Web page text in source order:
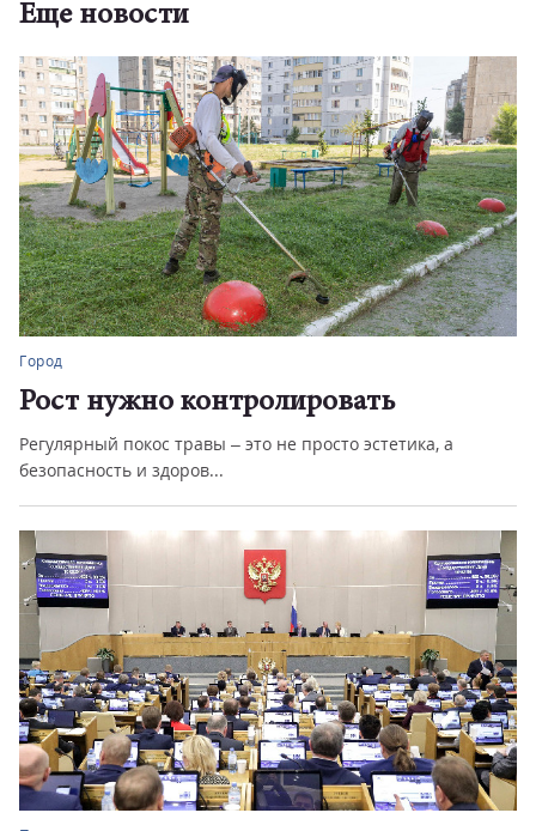
Еще новости
Город
Рост нужно контролировать
Регулярный покос травы – это не просто эстетика, а
безопасность и здоров...